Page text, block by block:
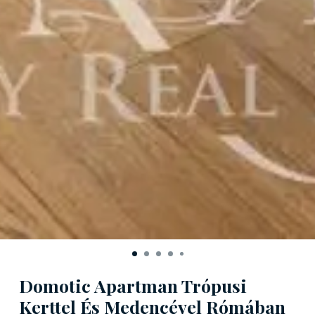
Domotic Apartman Trópusi
Kerttel És Medencével Rómában